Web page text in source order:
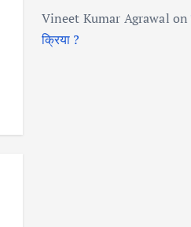
Vineet Kumar Agrawal on
क्रिया ?